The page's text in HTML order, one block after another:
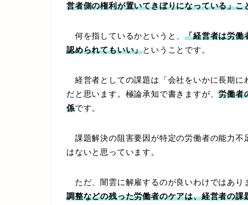
営者側の権利が置いてきぼりになっている」こ
何を指しているかというと、「経営者は労働
認められてもいい」ということです。
経営者としての課題は「会社をいかに長期に
だと思います。極論承知で書きますが、労働者
係です。
課題解決の阻害要因が特定の労働者の能力不
はないと思っています。
ただ、闇雲に解雇するのが良いわけではあり
調整などの残った労働者のケアは、経営者の課